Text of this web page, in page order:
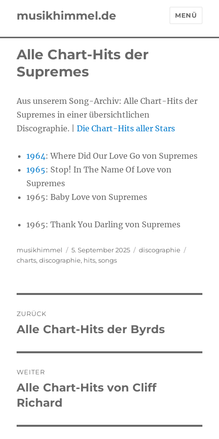
musikhimmel.de MENÜ
Alle Chart-Hits der
Supremes
Aus unserem Song-Archiv: Alle Chart-Hits der
Supremes in einer übersichtlichen
Discographie. |Die Chart-Hits aller Stars
1964: Where Did Our Love Go von Supremes
1965: Stop! In The Name Of Love von
Supremes
1965: Baby Love von Supremes
1965: Thank You Darling von Supremes
Autor
musikhimmel
Veröffentlicht
am
5. September 2025 Kategorien
discographie
charts,discographie, hits,songs
ZURÜCK
Vorheriger
Alle Chart-Hits der Byrds
WEITER
Nächster
Beitrag:
Alle Chart-Hits von Cliff
Richard